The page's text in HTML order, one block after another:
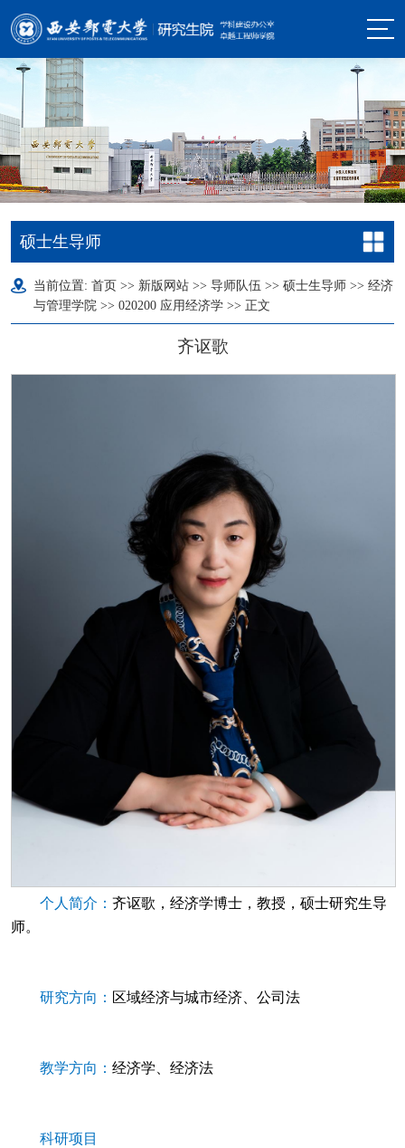
硕士生导师
当前位置: 首页 >> 新版网站 >> 导师队伍 >> 硕士生导师 >> 经济
与管理学院 >> 020200 应用经济学 >> 正文
齐讴歌
个人简介： 齐讴歌，经济学博士，教授，硕士研究生导
师。
研究方向： 区域经济与城市经济、公司法
教学方向： 经济学、经济法
科研项目